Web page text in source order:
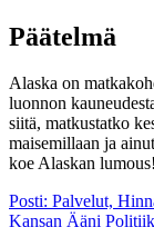
Päätelmä
Alaska on
luonnon
siitä, matkustatko
maisemillaan ja
koe Alaskan lumous!
Posti: Palvelut,
Kansan Ääni